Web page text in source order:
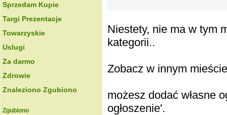
Sprzedam Kupie
Targi Prezentacje
Towarzyskie
Uslugi
Za darmo
Zdrowie
Znaleziono Zgubiono
Zgubiono
Niestety, nie ma w tym
kategorii..
Zobacz w innym
możesz dodać własne
ogłoszenie'.